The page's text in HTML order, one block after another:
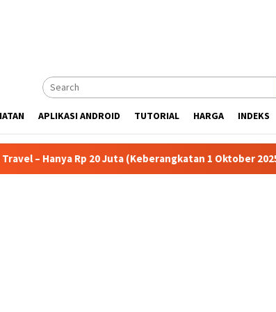
APLIKASI ANDROID TUTORIAL HARGA INDEKS
Rp 20 Juta (Keberangkatan 1 Oktober 2025)